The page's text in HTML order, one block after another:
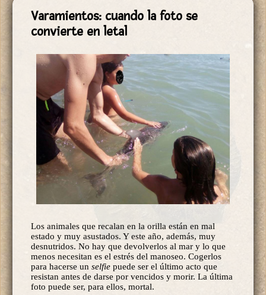
Varamientos: cuando la foto se
convierte en letal
Los animales que recalan en la orilla están en mal
estado y muy asustados. Y este año, además, muy
desnutridos. No hay que devolverlos al mar y lo que
menos necesitan es el estrés del manoseo. Cogerlos
para hacerse un selfie puede ser el último acto que
resistan antes de darse por vencidos y morir. La última
foto puede ser, para ellos, mortal.